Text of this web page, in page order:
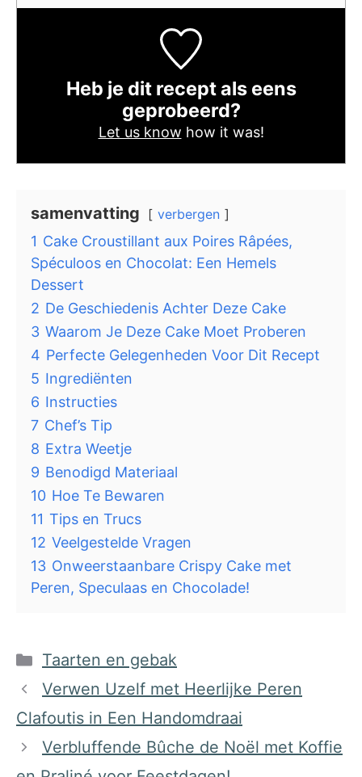
Heb je dit recept als eens
geprobeerd?
Let us know how it was!
samenvatting verbergen
1 Cake Croustillant aux Poires Râpées,
Spéculoos en Chocolat: Een Hemels
Dessert
2 De Geschiedenis Achter Deze Cake
3 Waarom Je Deze Cake Moet Proberen
4 Perfecte Gelegenheden Voor Dit Recept
5 Ingrediënten
6 Instructies
7 Chef’s Tip
8 Extra Weetje
9 Benodigd Materiaal
10 Hoe Te Bewaren
11 Tips en Trucs
12 Veelgestelde Vragen
13 Onweerstaanbare Crispy Cake met
Peren, Speculaas en Chocolade!
Categorieën
Taarten en gebak
Verwen Uzelf met Heerlijke Peren
Clafoutis in Een Handomdraai
Verbluffende Bûche de Noël met Koffie